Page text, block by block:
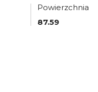
Powierzchnia
87.59